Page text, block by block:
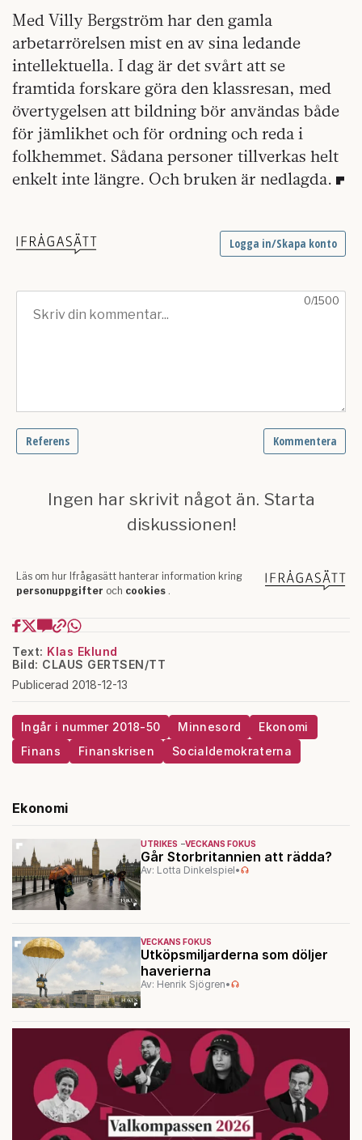
Med Villy Bergström har den gamla
arbetarrörelsen mist en av sina ledande
intellektuella. I dag är det svårt att se
framtida forskare göra den klassresan, med
övertygelsen att bildning bör användas både
för jämlikhet och för ordning och reda i
folkhemmet. Sådana personer tillverkas helt
enkelt inte längre. Och bruken är nedlagda.
Text: Klas Eklund
Bild: CLAUS GERTSEN/TT
Publicerad 2018-12-13
Ingår i nummer 2018-50 Minnesord
Ekonomi
Finans
Finanskrisen Socialdemokraterna
Ekonomi
UTRIKES VECKANS FOKUS
Går Storbritannien att rädda?
Av: Lotta Dinkelspiel•
VECKANS FOKUS
Utköpsmiljarderna som döljer
haverierna
Av: Henrik Sjögren•